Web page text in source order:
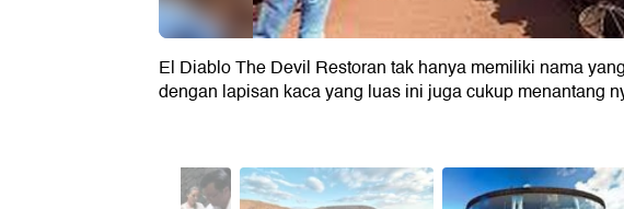
El Diablo The Devil Restoran tak hanya memiliki nama
dengan lapisan kaca yang luas ini juga cukup menantang